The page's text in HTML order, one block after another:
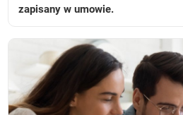
zapisany w umowie.